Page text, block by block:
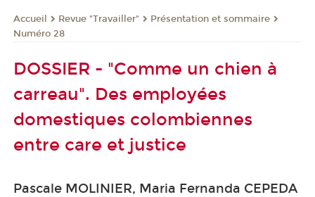
Accueil Revue "Travailler"
Présentation et sommaire
Numéro 28
DOSSIER - "Comme un chien à
carreau". Des employées
domestiques colombiennes
entre care et justice
Pascale MOLINIER, Maria Fernanda CEPEDA